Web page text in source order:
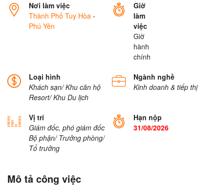
Nơi làm việc
Thành Phố Tuy Hòa -
Phú Yên
Giờ
làm
việc
Giờ
hành
chính
Loại hình
Khách sạn/ Khu căn hộ
Resort/ Khu Du lịch
Ngành nghề
Kinh doanh & tiếp thị
Vị trí
Giám đốc, phó giám đốc
Bộ phận/ Trưởng phòng/
Tổ trưởng
Hạn nộp
31/08/2026
Mô tả công việc